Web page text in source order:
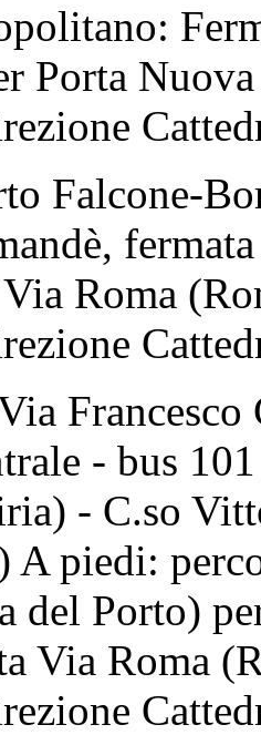
Porta
Falcone-
Roma
- bus
- C.so
A piedi:
del Porto)
Via Roma